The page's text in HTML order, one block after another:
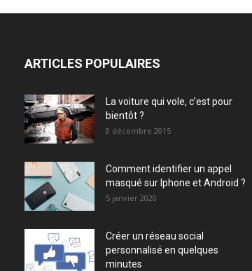
ARTICLES POPULAIRES
La voiture qui vole, c’est pour
bientôt ?
8 décembre 2015
Comment identifier un appel
masqué sur Iphone et Android ?
5 janvier 2020
Créer un réseau social
personnalisé en quelques
minutes